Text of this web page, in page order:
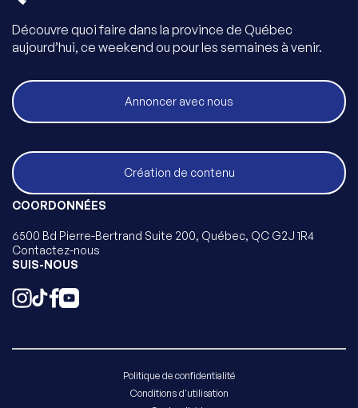
Découvre quoi faire dans la province de Québec
aujourd’hui, ce weekend ou pour les semaines à venir.
Annoncer avec nous
Création de contenu
COORDONNÉES
6500 Bd Pierre-Bertrand Suite 200, Québec, QC G2J 1R4
Contactez-nous
SUIS-NOUS
Politique de confidentialité
Conditions d'utilisation